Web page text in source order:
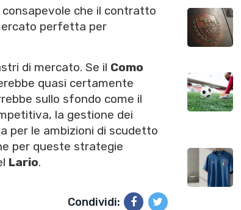
che il contratto
perfetta per
di mercato. Se il Como
quasi certamente
sullo sfondo come il
la gestione dei
per le ambizioni di scudetto
per queste strategie
Lario.
Condividi: